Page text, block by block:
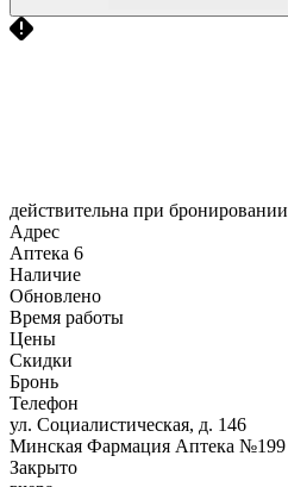
действительна при бронировании
Адрес
Аптека 6
Наличие
Обновлено
Время работы
Цены
Скидки
Бронь
Телефон
ул. Социалистическая, д. 146
Минская Фармация Аптека №199
Закрыто